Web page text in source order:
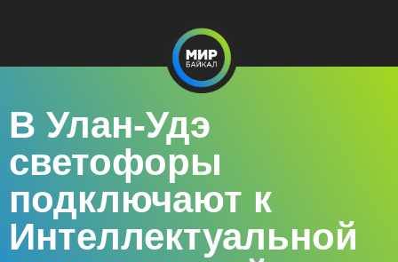
В Улан-Удэ
светофоры
подключают к
Интеллектуальной